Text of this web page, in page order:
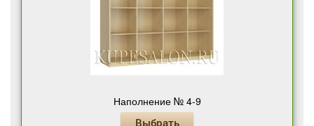
Наполнение № 4-9
Выбрать